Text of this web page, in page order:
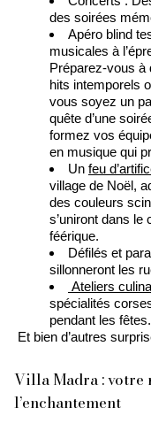
des soirées
Apéro blind
musicales à
Préparez-vous à
hits intemporels
vous soyez un
quête d’une
formez vos
en musique qui
Un feu
village de Noël,
des couleurs
s’uniront dans le
féérique.
Défilés et
sillonneront les
Ateliers
spécialités
pendant les fêtes.
Et bien d’autres
Villa Madra : votre
l’enchantement